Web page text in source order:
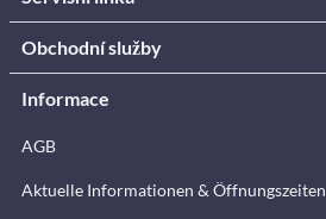
Obchodní služby
Informace
AGB
Aktuelle Informationen & Öffnungszeiten